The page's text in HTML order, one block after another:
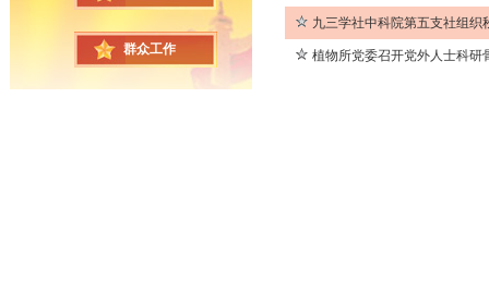
群众工作
九三学社中科院第五支社组织
植物所党委召开党外人士科